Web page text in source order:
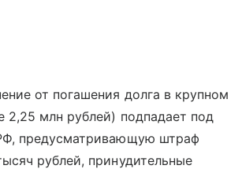
от погашения долга в крупном
2,25 млн рублей) подпадает под
предусматривающую штраф
рублей, принудительные